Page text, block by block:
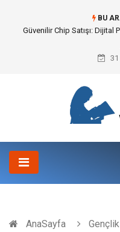
BU
Bahçe Çiti Kültürü ve
31
AnaSayfa